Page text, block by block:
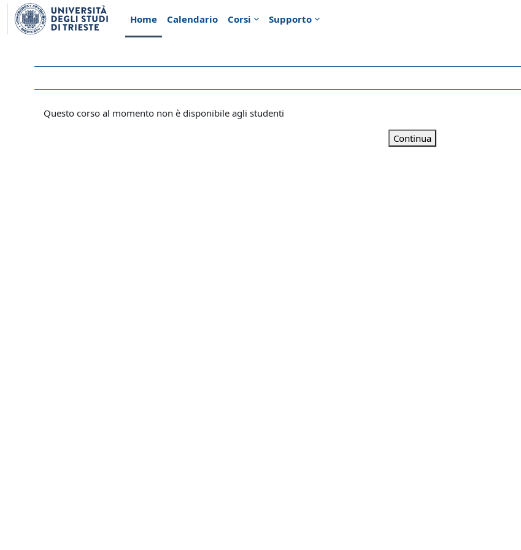
Vai al contenuto principale
Home
Calendario Corsi Supporto
Questo corso al momento non è disponibile agli studenti
Continua